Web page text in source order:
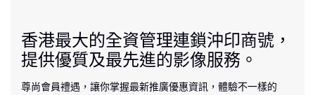
香港最大的全資管理連鎖沖印商號，
提供優質及最先進的影像服務。
尊尚會員禮遇，讓你掌握最新推廣優惠資訊，體驗不一樣的